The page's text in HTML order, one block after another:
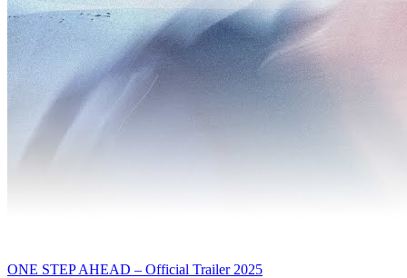
ONE STEP AHEAD – Official Trailer 2025